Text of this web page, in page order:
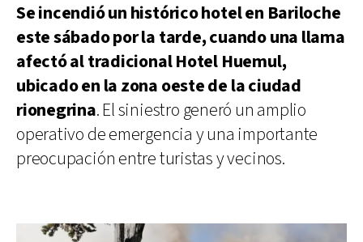
Se incendió un histórico hotel en Bariloche
este sábado por la tarde, cuando una llama
afectó al tradicional Hotel Huemul,
ubicado en la zona oeste de la ciudad
rionegrina. El siniestro generó un amplio
operativo de emergencia y una importante
preocupación entre turistas y vecinos.